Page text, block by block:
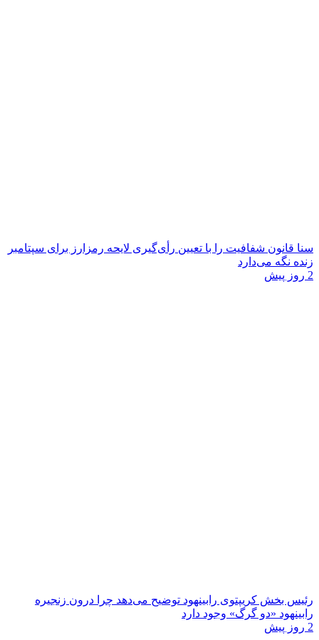
سنا قانون شفافیت را با تعیین رأی‌گیری لایحه رمزارز برای سپتامبر
زنده نگه می‌دارد
2 روز پیش
رئیس بخش کریپتوی رابینهود توضیح می‌دهد چرا درون زنجیره
رابینهود «دو گرگ» وجود دارد
2 روز پیش